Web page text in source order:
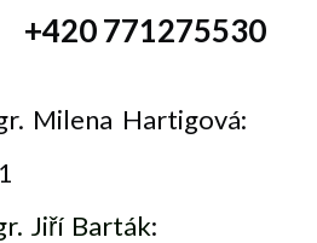
Milena Hartigová:
Jiří Barták: